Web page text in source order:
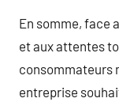
En somme, face
et aux attentes
consommateurs
entreprise